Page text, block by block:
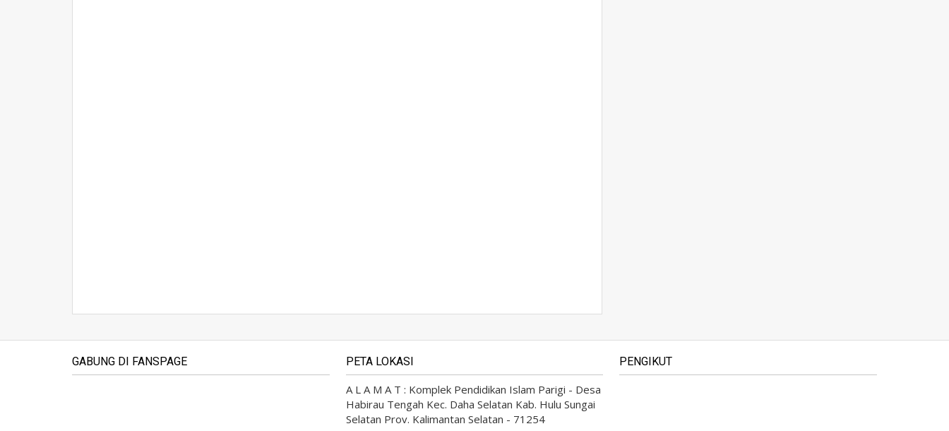
GABUNG DI FANSPAGE PETA LOKASI
A L A M A T : Komplek Pendidikan Islam Parigi - Desa
Habirau Tengah Kec. Daha Selatan Kab. Hulu Sungai
Selatan Prov. Kalimantan Selatan - 71254
PENGIKUT